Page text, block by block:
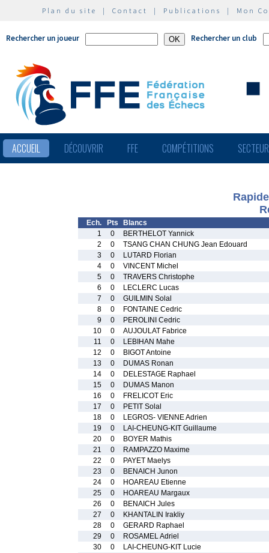
Plan du site | Contact | Publications | Mon
Rechercher un joueur Rechercher un club
ACCUEIL DÉCOUVRIR FFE COMPÉTITIONS
Ech. Pts
Blancs
1
0
BERTHELOT Yannick
2
0
TSANG CHAN CHUNG Jean Edouard
3
0
LUTARD Florian
4
0
VINCENT Michel
5
0
TRAVERS Christophe
6
0
LECLERC Lucas
7
0
GUILMIN Solal
8
0
FONTAINE Cedric
9
0
PEROLINI Cedric
10
0
AUJOULAT Fabrice
11
0
LEBIHAN Mahe
12
0
BIGOT Antoine
13
0
DUMAS Ronan
14
0
DELESTAGE Raphael
15
0
DUMAS Manon
16
0
FRELICOT Eric
17
0
PETIT Solal
18
0
LEGROS- VIENNE Adrien
19
0
LAI-CHEUNG-KIT Guillaume
20
0
BOYER Mathis
21
0
RAMPAZZO Maxime
22
0
PAYET Maelys
23
0
BENAICH Junon
24
0
HOAREAU Etienne
25
0
HOAREAU Margaux
26
0
BENAICH Jules
27
0
KHANTALIN Irakliy
28
0
GERARD Raphael
29
0
ROSAMEL Adriel
30
0
LAI-CHEUNG-KIT Lucie